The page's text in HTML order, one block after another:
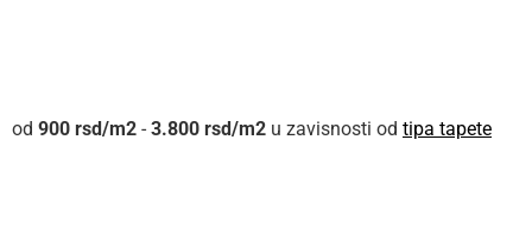
900 rsd - 3.800 rsd u zavisnosti od tipa tapete